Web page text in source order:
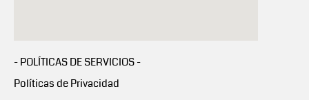
- POLÍTICAS DE SERVICIOS -
Políticas de Privacidad